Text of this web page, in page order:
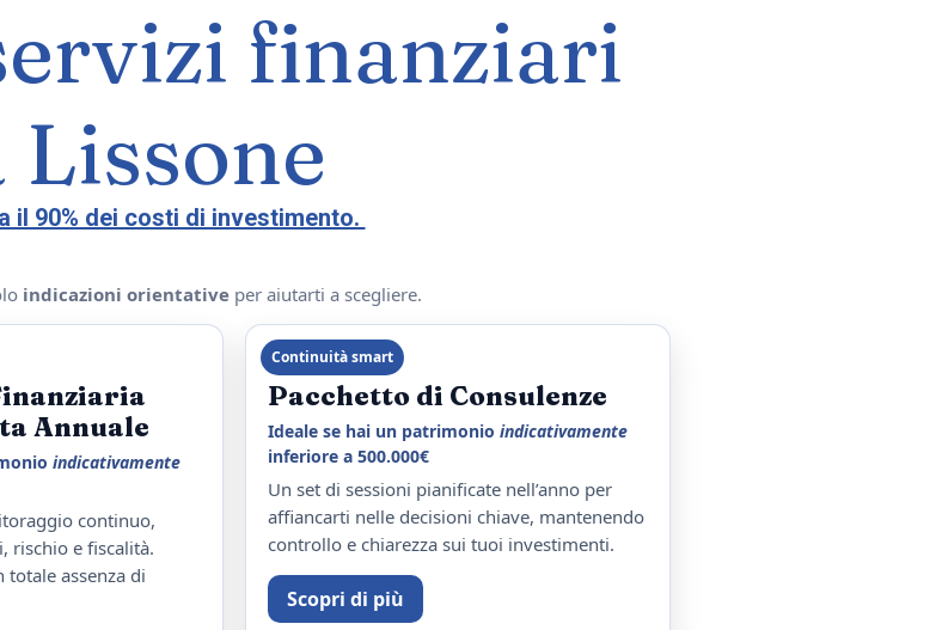
finanziari
90% dei costi di investimento.
indicazioni orientative per aiutarti a scegliere.
Annuale
indicativamente
continuo,
rischio e fiscalità.
totale assenza di
Continuità smart
Pacchetto di Consulenze
Ideale se hai un patrimonio indicativamente
inferiore a 500.000€
Un set di sessioni pianificate nell’anno per
affiancarti nelle decisioni chiave, mantenendo
controllo e chiarezza sui tuoi investimenti.
Scopri di più